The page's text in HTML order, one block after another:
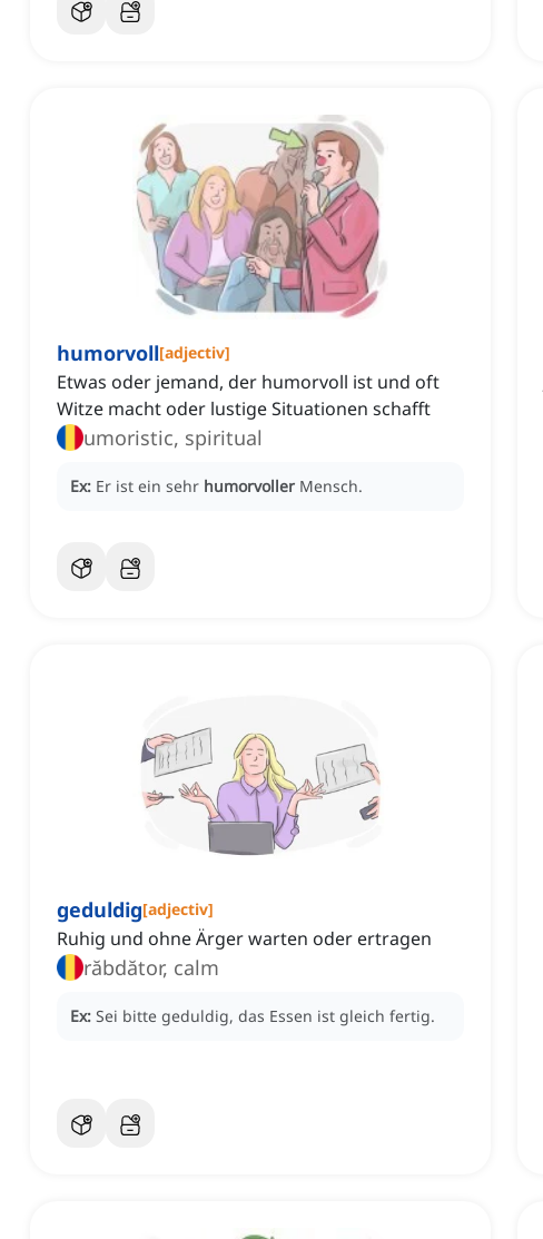
humorvoll[adjectiv]
Etwas oder jemand, der humorvoll ist und oft
Witze macht oder lustige Situationen schafft
umoristic, spiritual
Ex: Er ist ein sehr humorvoller Mensch.
geduldig[adjectiv]
Ruhig und ohne Ärger warten oder ertragen
răbdător, calm
Ex: Sei bitte geduldig, das Essen ist gleich fertig.